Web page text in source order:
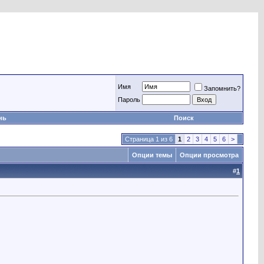
Имя
Запомнить?
Пароль
Поиск
Страница 1 из 6 1 2 3 4 5 6 >
Опции темы Опции просмотра
#1